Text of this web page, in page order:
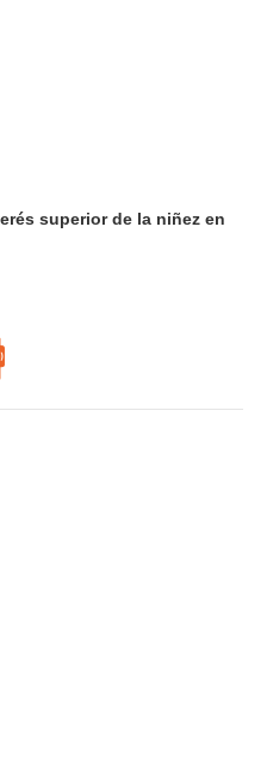
superior de la niñez en